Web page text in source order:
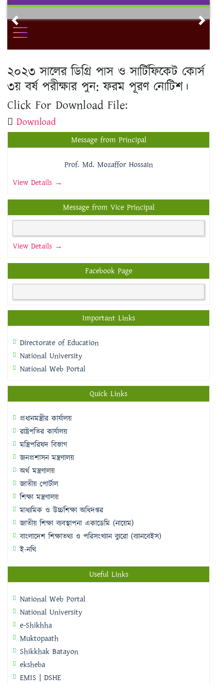
Skip
contentPrevious
২০২৩ সালের ডিগ্রি পাস ও সার্টিফিকেট কোর্স
৩য় বর্ষ পরীক্ষার পুন: ফরম পূরণ নোটিশ।
Click For Download File:
Download
Message from Principal
Prof. Md. Mozaffor Hossain
View Details →
Message from Vice Principal
View Details →
Facebook Page
Important Links
Directorate of Education
National University
National Web Portal
Quick Links
প্রধানমন্ত্রীর কার্যালয়
রাষ্ট্রপতির কার্যালয়
মন্ত্রিপরিষদ বিভাগ
জনপ্রশাসন মন্ত্রণালয়
অর্থ মন্ত্রণালয়
জাতীয় পোর্টাল
শিক্ষা মন্ত্রণালয়
মাধ্যমিক ও উচ্চশিক্ষা অধিদপ্তর
জাতীয় শিক্ষা ব্যবস্থাপনা একাডেমি (নায়েম)
বাংলাদেশ শিক্ষাতথ্য ও পরিসংখ্যান ব্যুরো (ব্যানবেইস)
ই-নথি
Useful Links
National Web Portal
National University
e-Shikhha
Muktopaath
Shikkhak Batayon
eksheba
EMIS | DSHE